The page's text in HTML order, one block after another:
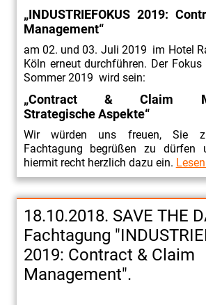
„INDUSTRIEFOKUS 2019:
Management“
am 02. und 03. Juli 2019 im Hotel
Köln erneut durchführen. Der
Sommer 2019 wird sein:
„Contract & Claim
Strategische Aspekte“
Wir würden uns freuen, Sie
Fachtagung begrüßen zu dürfen
hiermit recht herzlich dazu ein.
18.10.2018. SAVE THE
Fachtagung
2019: Contract & Claim
Management".